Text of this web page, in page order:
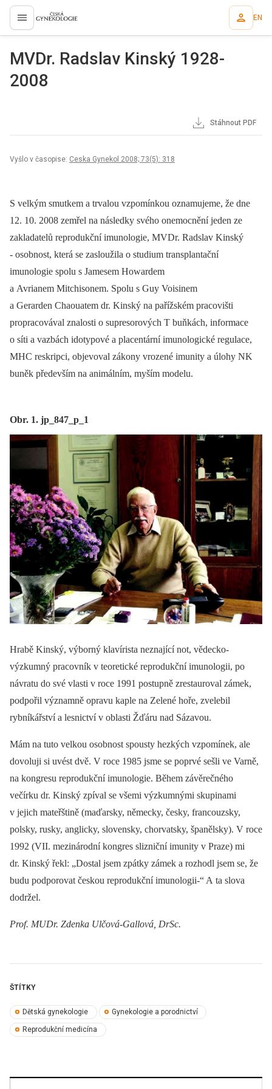
proLékaře.cz EN
MVDr. Radslav Kinský 1928-
2008
Stáhnout PDF
Vyšlo v časopise: Ceska Gynekol 2008; 73(5): 318
S velkým smutkem a trvalou vzpomínkou oznamujeme, že dne
12. 10. 2008 zemřel na následky svého onemocnění jeden ze
zakladatelů reprodukční imunologie, MVDr. Radslav Kinský
-⁠ osobnost, která se zasloužila o studium transplantační
imunologie spolu s Jamesem Howardem
a Avrianem Mitchisonem. Spolu s Guy Voisinem
a Gerarden Chaouatem dr. Kinský na pařížském pracovišti
propracovával znalosti o supresorových T buňkách, informace
o síti a vazbách idotypové a placentární imunologické regulace,
MHC reskripci, objevoval zákony vrozené imunity a úlohy NK
buněk především na animálním, myším modelu.
Obr. 1. jp_847_p_1
Hrabě Kinský, výborný klavírista neznající not, vědecko-
výzkumný pracovník v teoretické reprodukční imunologii, po
návratu do své vlasti v roce 1991 postupně zrestauroval zámek,
podpořil významně opravu kaple na Zelené hoře, zvelebil
rybníkářství a lesnictví v oblasti Žďáru nad Sázavou.
Mám na tuto velkou osobnost spousty hezkých vzpomínek, ale
dovoluji si uvést dvě. V roce 1985 jsme se poprvé sešli ve Varně,
na kongresu reprodukční imunologie. Během závěrečného
večírku dr. Kinský zpíval se všemi výzkumnými skupinami
v jejich mateřštině (maďarsky, německy, česky, francouzsky,
polsky, rusky, anglicky, slovensky, chorvatsky, španělsky). V roce
1992 (VII. mezinárodní kongres slizniční imunity v Praze) mi
dr. Kinský řekl: „Dostal jsem zpátky zámek a rozhodl jsem se, že
budu podporovat českou reprodukční imunologii-“ A ta slova
dodržel.
Prof. MUDr. Zdenka Ulčová-Gallová, DrSc.
ŠTÍTKY
Dětská gynekologie Gynekologie a porodnictví
Reprodukční medicína